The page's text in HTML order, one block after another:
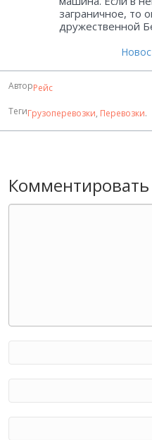
заграничное, то
дружественной
АвторРейс
ТегиГрузоперевозки, Перевозки.
Комментировать